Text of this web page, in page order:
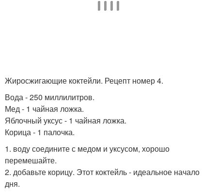
Жиросжигающие коктейли. Рецепт номер 4.
Вода - 250 миллилитров.
Мед - 1 чайная ложка.
Яблочный уксус - 1 чайная ложка.
Корица - 1 палочка.
1. воду соедините с медом и уксусом, хорошо
перемешайте.
2. добавьте корицу. Этот коктейль - идеальное начало
дня.